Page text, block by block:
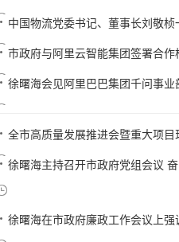
中国物流党委书记、董事长刘敬桢
市政府与阿里云智能集团签署合作
徐曙海会见阿里巴巴集团千问事业
全市高质量发展推进会暨重大项目
徐曙海主持召开市政府党组会议
徐曙海在市政府廉政工作会议上